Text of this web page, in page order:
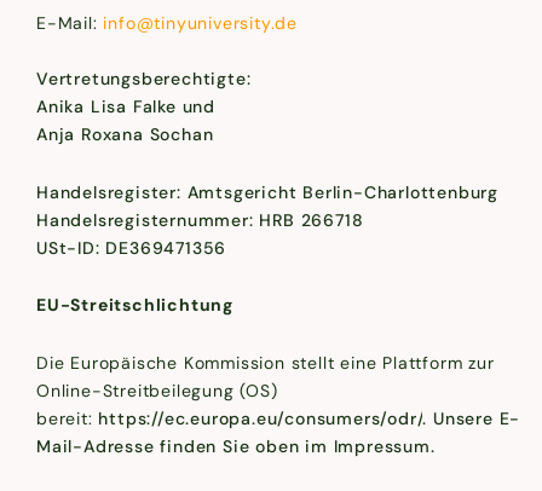
E-Mail: info@tinyuniversity.de
Vertretungsberechtigte:
Anika Lisa Falke und
Anja Roxana Sochan
Handelsregister: Amtsgericht Berlin-Charlottenburg
Handelsregisternummer: HRB 266718
USt-ID: DE369471356
EU-Streitschlichtung
Die Europäische Kommission stellt eine Plattform zur
Online-Streitbeilegung (OS)
bereit: https://ec.europa.eu/consumers/odr/. Unsere E-
Mail-Adresse finden Sie oben im Impressum.